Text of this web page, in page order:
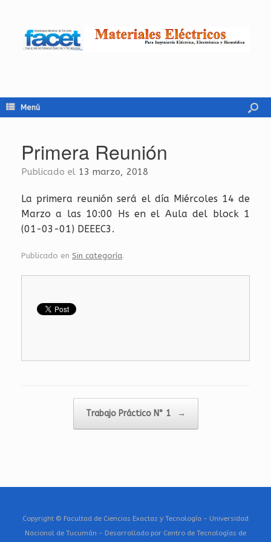
Menú
Primera Reunión
Publicado el 13 marzo, 2018
La pri­me­ra reunión será el día Miér­co­les 14 de
Marzo a las 10:00 Hs en el Aula del block 1
(01-03-01) DEEE­C3.
Publicado en Sin categoría.
Trabajo Práctico N° 1 →
Copyright © Facultad de Ciencias Exactas y Tecnología - Universidad
Nacional de Tucumán - Desarrollado por Centro de Tecnologías de